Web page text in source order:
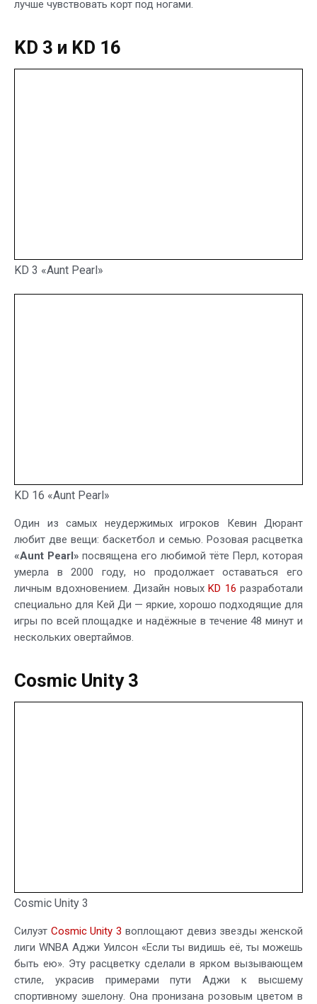
лучше чувствовать корт под ногами.
KD 3 и KD 16
KD 3 «Aunt Pearl»
KD 16 «Aunt Pearl»
Один из самых неудержимых игроков Кевин Дюрант
любит две вещи: баскетбол и семью. Розовая расцветка
«Aunt Pearl» посвящена его любимой тёте Перл, которая
умерла в 2000 году, но продолжает оставаться его
личным вдохновением. Дизайн новых KD 16 разработали
специально для Кей Ди — яркие, хорошо подходящие для
игры по всей площадке и надёжные в течение 48 минут и
нескольких овертаймов.
Cosmic Unity 3
Cosmic Unity 3
Силуэт Cosmic Unity 3 воплощают девиз звезды женской
лиги WNBA Аджи Уилсон «Если ты видишь её, ты можешь
быть ею». Эту расцветку сделали в ярком вызывающем
стиле, украсив примерами пути Аджи к высшему
спортивному эшелону. Она пронизана розовым цветом в